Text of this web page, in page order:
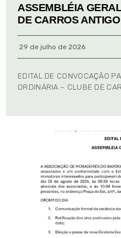
ASSEMBLÉIA
DE CARROS
29 de julho de 2026
EDITAL DE CONVOCAÇÃO
ORDINÁRIA – CLUBE DE